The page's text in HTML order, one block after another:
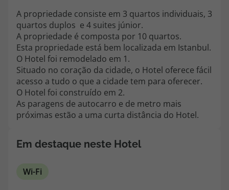
Apoio ao cliente no Estrangeiro
218 925 471
Custo de uma chamada para a rede fixa nacional.
A sua agência de viagens Top Atlântico tem a preocupação de estar
sempre mais perto de si, para maior comodidade e total facilidade
na marcação das suas viagens, tem ainda ao seu dispor o nosso call
center a funcionar todos os dias úteis das 10:00 às 20:00 e Sábado
das 10:00 às 14:00.
A propriedade consiste em 3 quartos individuais, 3
quartos duplos e 4 suites júnior.
A propriedade é composta por 10 quartos.
Esta propriedade está bem localizada em Istanbul.
O Hotel foi remodelado em 1.
Situado no coração da cidade, o Hotel oferece fácil
acesso a tudo o que a cidade tem para oferecer.
O Hotel foi construído em 2.
As paragens de autocarro e de metro mais
próximas estão a uma curta distância do Hotel.
Em destaque neste Hotel
Wi-Fi